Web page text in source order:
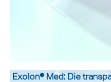
Exolon® Med: Die